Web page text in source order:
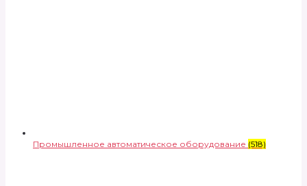
Промышленное автоматическое оборудование (518)